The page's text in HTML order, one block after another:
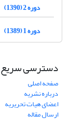
دوره 2 (1390)
دوره 1 (1389)
دسترسی سریع
صفحه اصلی
درباره نشریه
اعضای هیات تحریریه
ارسال مقاله